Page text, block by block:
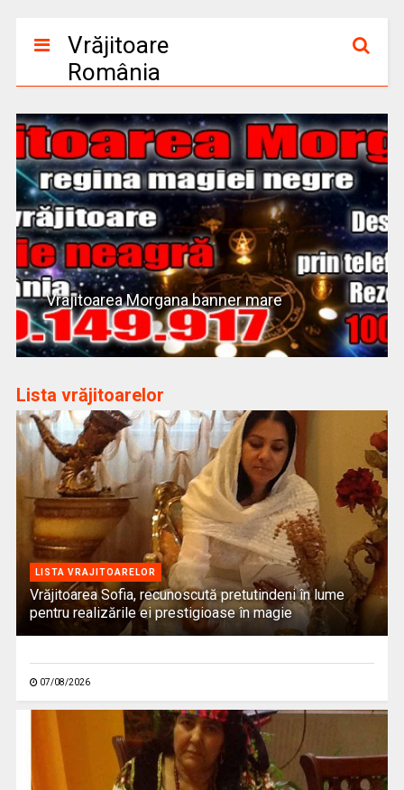
Vrăjitoare
România
Vrajitoarea Morgana banner mare
Lista vrăjitoarelor
LISTA VRAJITOARELOR
Vrăjitoarea Sofia, recunoscută pretutindeni în lume
pentru realizările ei prestigioase în magie
07/08/2026